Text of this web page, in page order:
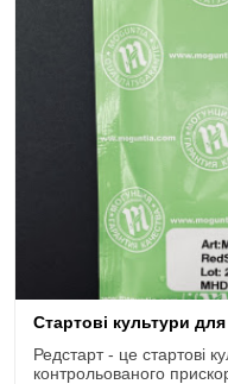
Стартові культури
Редстарт - це стартові
контрольованого